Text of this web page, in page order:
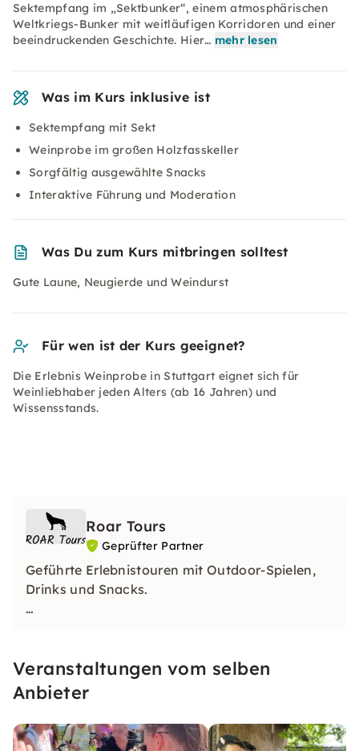
Sektempfang im „Sektbunker“, einem atmosphärischen
Weltkriegs-Bunker mit weitläufigen Korridoren und einer
beeindruckenden Geschichte. Hier… mehr lesen
Was im Kurs inklusive ist
Sektempfang mit Sekt
Weinprobe im großen Holzfasskeller
Sorgfältig ausgewählte Snacks
Interaktive Führung und Moderation
Was Du zum Kurs mitbringen solltest
Gute Laune, Neugierde und Weindurst
Für wen ist der Kurs geeignet?
Die Erlebnis Weinprobe in Stuttgart eignet sich für
Weinliebhaber jeden Alters (ab 16 Jahren) und
Wissensstands.
Roar Tours
Geprüfter Partner
Geführte Erlebnistouren mit Outdoor-Spielen,
Drinks und Snacks.
haben dein Abenteuer in Stuttgart.
Veranstaltungen vom selben
Anbieter